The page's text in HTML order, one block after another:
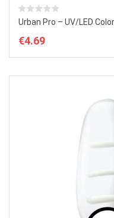
Urban Pro – UV/LED
€4.69